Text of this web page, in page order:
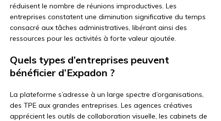
réduisent le nombre de réunions improductives. Les
entreprises constatent une diminution significative du temps
consacré aux tâches administratives, libérant ainsi des
ressources pour les activités à forte valeur ajoutée.
Quels types d’entreprises peuvent
bénéficier d’Expadon ?
La plateforme s’adresse à un large spectre d’organisations,
des TPE aux grandes entreprises. Les agences créatives
apprécient les outils de collaboration visuelle, les cabinets de